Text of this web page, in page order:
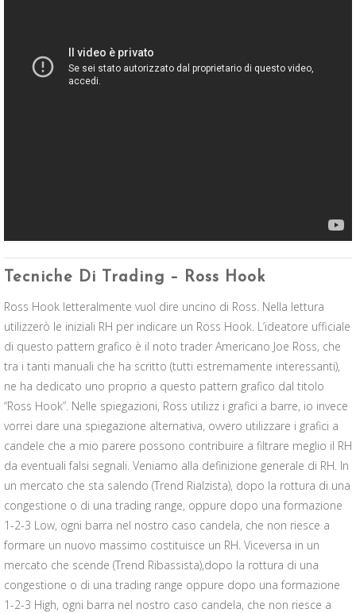
Tecniche Di Trading – Ross Hook
Ross Hook letteralmente vuol dire uncino di Ross. Nella lettura
utilizzerò le iniziali RH per indicare un Ross Hook. L’ideatore ufficiale
di questo pattern grafico è il noto trader Americano Joe Ross, che
tra i tanti manuali che ha scritto (tutti estremamente interessanti),
ne ha dedicato uno proprio a questo pattern grafico dal titolo
“Ross Hook”. Nelle spiegazioni, Ross utilizz i grafici a barre, io invece
vorrei dare una spiegazione alternativa, ovvero utilizzare i grafici a
candele che a mio parere possono contribuire a filtrare meglio il RH
da eventuali falsi segnali. Veniamo alla definizione generale di RH. In
un mercato che sta salendo (Trend Rialzista), dopo la rottura di una
congestione o di una trading range, oppure dopo una formazione
1-2-3 Low, ogni barra nel nostro caso candela, che non riesce a
formare un nuovo massimo costituisce un RH. Viceversa in un
mercato che scende (Trend Ribassista),dopo la rottura di una
congestione o di una trading range oppure dopo una formazione
1-2-3 High, ogni barra nel nostro caso candela, che non riesce a